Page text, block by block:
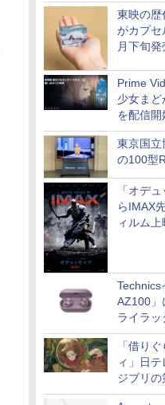
東映の歴
がカプセ
月下旬発
Prime
少女ま
を配信開
東京国立
の100型
「オデ
らIMAX
ィルム上
Technics
AZ100」
ライラッ
「借り
ィ」日
ジブリの